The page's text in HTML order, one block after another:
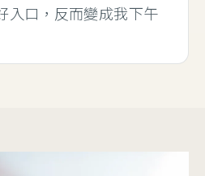
入口，反而變成我下午